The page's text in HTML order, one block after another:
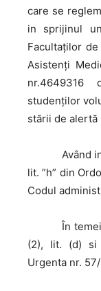
care se
in sprijinul
Facultaților
Asistenți
nr.4649316
studenților
stării de alertă
Având
lit. ”h” din
Codul
În
(2), lit. (d) si
Urgenta nr.